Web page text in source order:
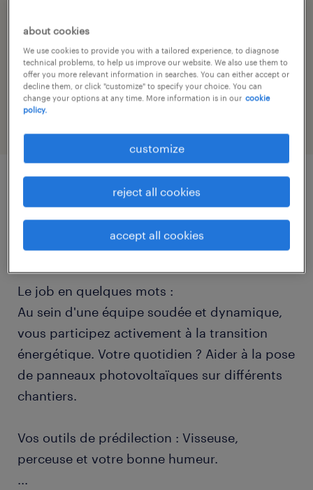
job category
manufacturing & production
job details
descriptif du poste
Le job en quelques mots :
Au sein d'une équipe soudée et dynamique,
vous participez activement à la transition
énergétique. Votre quotidien ? Aider à la pose
de panneaux photovoltaïques sur différents
chantiers.
Vos outils de prédilection : Visseuse,
perceuse et votre bonne humeur.
...
about cookies
We use cookies to provide you with a tailored experience, to diagnose
technical problems, to help us improve our website. We also use them to
offer you more relevant information in searches. You can either accept or
decline them, or click "customize" to specify your choice. You can
change your options at any time. More information is in our cookie
policy.
customize
reject all cookies
accept all cookies